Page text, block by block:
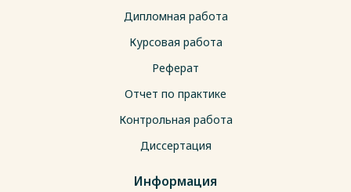
Дипломная работа
Курсовая работа
Реферат
Отчет по практике
Контрольная работа
Диссертация
Информация